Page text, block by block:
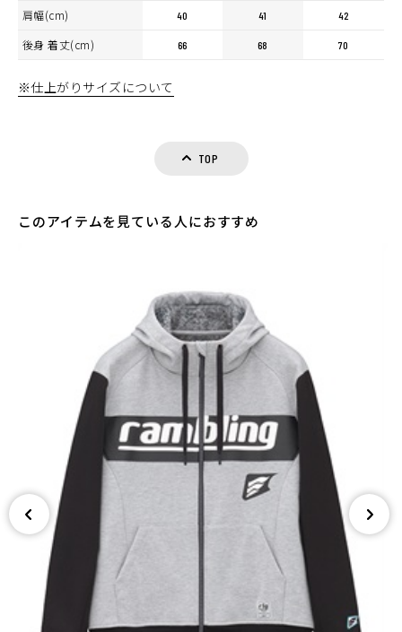
肩幅(cm) 40 41 42
後身 着丈(cm) 66 68 70
※仕上がりサイズについて
TOP
このアイテムを見ている人におすすめ